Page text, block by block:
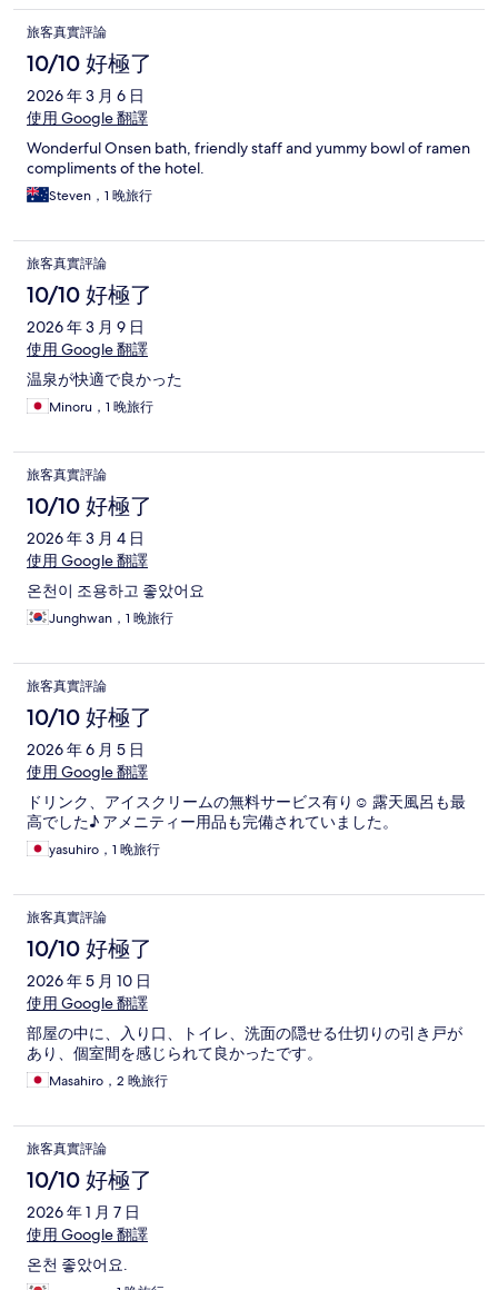
旅客真實評論
10/10 好極了
2026 年 3 月 6 日
使用 Google 翻譯
Wonderful Onsen bath, friendly staff and yummy bowl of ramen
compliments of the hotel.
Steven，1 晚旅行
旅客真實評論
10/10 好極了
2026 年 3 月 9 日
使用 Google 翻譯
温泉が快適で良かった
Minoru，1 晚旅行
旅客真實評論
10/10 好極了
2026 年 3 月 4 日
使用 Google 翻譯
온천이 조용하고 좋았어요
Junghwan，1 晚旅行
旅客真實評論
10/10 好極了
2026 年 6 月 5 日
使用 Google 翻譯
ドリンク、アイスクリームの無料サービス有り☺️ 露天風呂も最
高でした♪ アメニティー用品も完備されていました。
yasuhiro，1 晚旅行
旅客真實評論
10/10 好極了
2026 年 5 月 10 日
使用 Google 翻譯
部屋の中に、入り口、トイレ、洗面の隠せる仕切りの引き戸が
あり、個室間を感じられて良かったです。
Masahiro，2 晚旅行
旅客真實評論
10/10 好極了
2026 年 1 月 7 日
使用 Google 翻譯
온천 좋았어요.